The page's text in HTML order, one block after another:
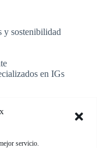
servicio.
y sostenibilidad
en IGs